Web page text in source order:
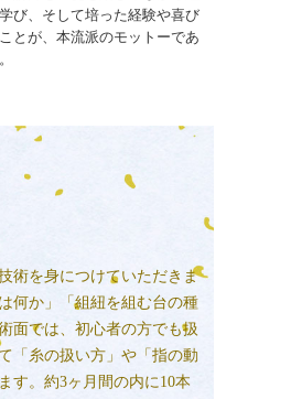
び、そして培った経験や喜び
とが、本流派のモットーであ
術を身につけていただきま
何か」「組紐を組む台の種
面では、初心者の方でも扱
「糸の扱い方」や「指の動
す。約3ヶ月間の内に10本